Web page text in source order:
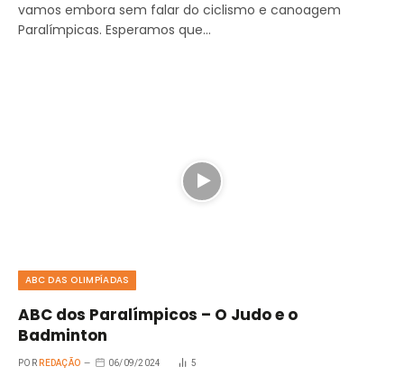
vamos embora sem falar do ciclismo e canoagem
Paralímpicas. Esperamos que…
ABC DAS OLIMPÍADAS
ABC dos Paralímpicos – O Judo e o
Badminton
POR REDAÇÃO 06/09/2024 5